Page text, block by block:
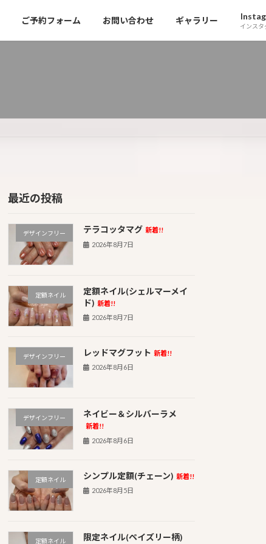
ご予約フォーム お問い合わせ ギャラリー
インスタ
最近の投稿
デザインフリー テラコッタマグ 新着!!
2026年8月7日
定額ネイル
定額ネイル(シェルマーメイ
ド) 新着!!
2026年8月7日
デザインフリー レッドマグフット 新着!!
2026年8月6日
デザインフリー ネイビー＆シルバーラメ
新着!!
2026年8月6日
定額ネイル シンプル定額(チェーン) 新着!!
2026年8月5日
定額ネイル 限定ネイル(ペイズリー柄)